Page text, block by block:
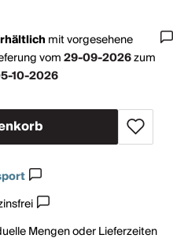
mitvorgesehene
vom29-09-2026zum
10-2026
Mengen oder Lieferzeiten